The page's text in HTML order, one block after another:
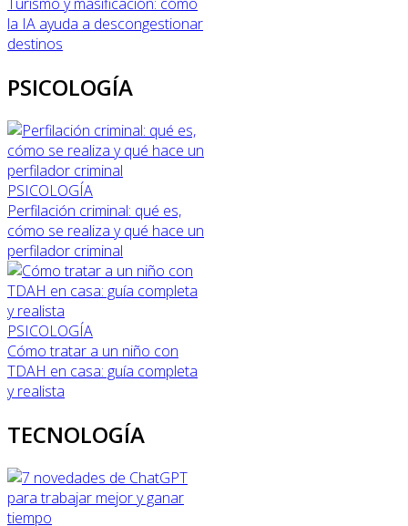
la IA ayuda a descongestionar
destinos
PSICOLOGÍA
PSICOLOGÍA
Perfilación criminal: qué es,
cómo se realiza y qué hace un
perfilador criminal
PSICOLOGÍA
Cómo tratar a un niño con
TDAH en casa: guía completa
y realista
TECNOLOGÍA